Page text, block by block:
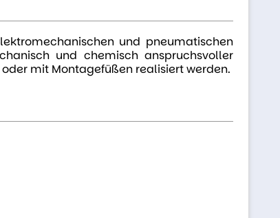
und pneumatischen
und chemisch anspruchsvoller
mit Montagefüßen realisiert werden.